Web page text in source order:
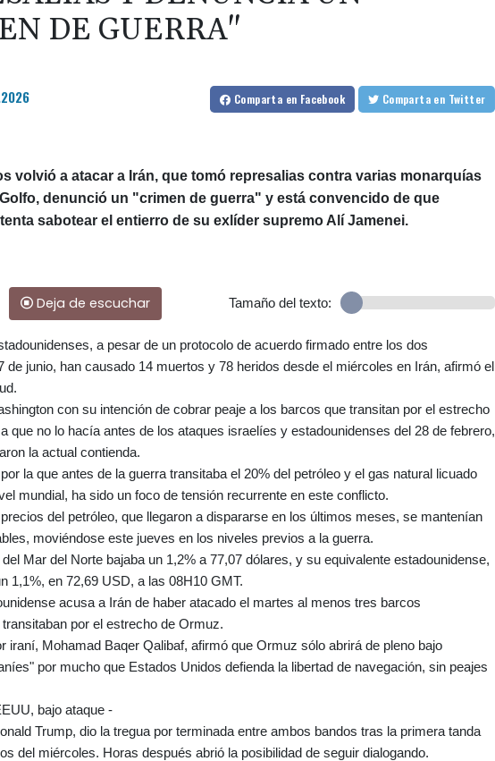
DE GUERRA"
Comparta en Facebook Comparta en Twitter
volvió a atacar a Irán, que tomó represalias contra varias monarquías
denunció un "crimen de guerra" y está convencido de que
sabotear el entierro de su exlíder supremo Alí Jamenei.
Deja de escuchar Tamaño del texto:
a pesar de un protocolo de acuerdo firmado entre los dos
de junio, han causado 14 muertos y 78 heridos desde el miércoles en Irán, afirmó el
con su intención de cobrar peaje a los barcos que transitan por el estrecho
que no lo hacía antes de los ataques israelíes y estadounidenses del 28 de febrero,
la actual contienda.
la que antes de la guerra transitaba el 20% del petróleo y el gas natural licuado
mundial, ha sido un foco de tensión recurrente en este conflicto.
del petróleo, que llegaron a dispararse en los últimos meses, se mantenían
moviéndose este jueves en los niveles previos a la guerra.
Mar del Norte bajaba un 1,2% a 77,07 dólares, y su equivalente estadounidense,
1,1%, en 72,69 USD, a las 08H10 GMT.
acusa a Irán de haber atacado el martes al menos tres barcos
por el estrecho de Ormuz.
iraní, Mohamad Baqer Qalibaf, afirmó que Ormuz sólo abrirá de pleno bajo
por mucho que Estados Unidos defienda la libertad de navegación, sin peajes
bajo ataque -
Trump, dio la tregua por terminada entre ambos bandos tras la primera tanda
del miércoles. Horas después abrió la posibilidad de seguir dialogando.